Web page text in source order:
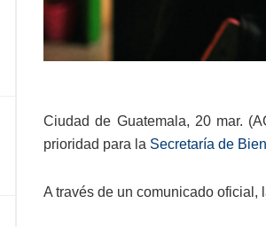
Ciudad de Guatemala, 20 mar.
prioridad para la Secretaría de
A través de un comunicado oficial,